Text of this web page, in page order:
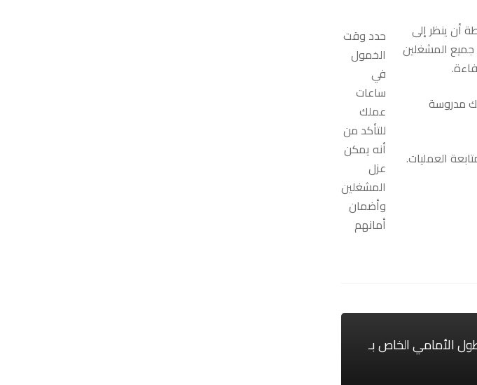
حدد وقت
الخمول
في
ساعات
عملك
للتأكد من
أنه يمكن
عزل
المشغلين
وأضمان
أمانهم
أن ينظر إلى
المشغلين
مدروسة
العمليات.
الأمامي الخاص بـ